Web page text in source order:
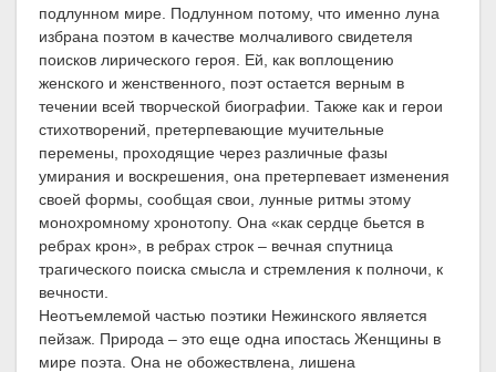
подлунном мире. Подлунном потому, что именно луна
избрана поэтом в качестве молчаливого свидетеля
поисков лирического героя. Ей, как воплощению
женского и женственного, поэт остается верным в
течении всей творческой биографии. Также как и герои
стихотворений, претерпевающие мучительные
перемены, проходящие через различные фазы
умирания и воскрешения, она претерпевает изменения
своей формы, сообщая свои, лунные ритмы этому
монохромному хронотопу. Она «как сердце бьется в
ребрах крон», в ребрах строк – вечная спутница
трагического поиска смысла и стремления к полночи, к
вечности.
Неотъемлемой частью поэтики Нежинского является
пейзаж. Природа – это еще одна ипостась Женщины в
мире поэта. Она не обожествлена, лишена